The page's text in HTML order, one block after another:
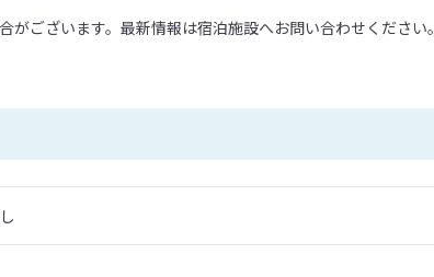
がございます。最新情報は宿泊施設へお問い合わせください。